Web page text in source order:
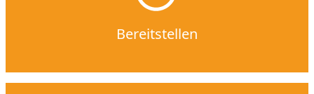
Bereitstellen